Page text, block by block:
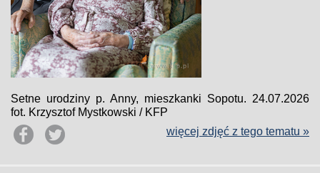
Setne urodziny p. Anny, mieszkanki Sopotu. 24.07.2026
fot. Krzysztof Mystkowski / KFP
więcej zdjęć z tego tematu »